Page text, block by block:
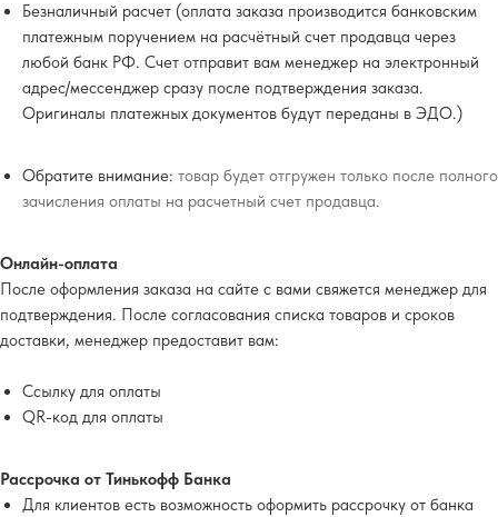
Безналичный расчет (оплата заказа производится банковским
платежным поручением на расчётный счет продавца через
любой банк РФ. Счет отправит вам менеджер на электронный
адрес/мессенджер сразу после подтверждения заказа.
Оригиналы платежных документов будут переданы в ЭДО.)
Обратите внимание: товар будет отгружен только после полного
зачисления оплаты на расчетный счет продавца.
Онлайн-оплата
После оформления заказа на сайте с вами свяжется менеджер для
подтверждения. После согласования списка товаров и сроков
доставки, менеджер предоставит вам:
Ссылку для оплаты
QR-код для оплаты
Рассрочка от Тинькофф Банка
Для клиентов есть возможность оформить рассрочку от банка